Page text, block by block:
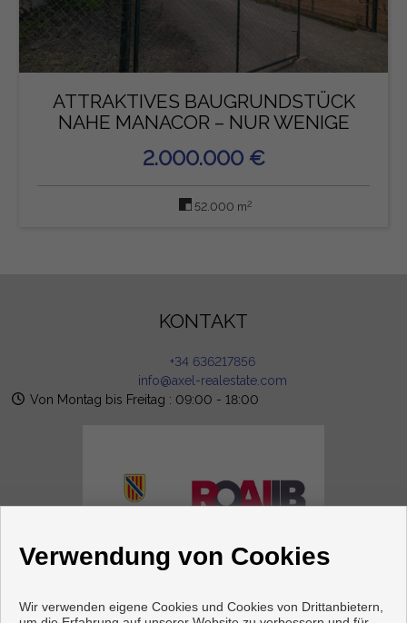
ATTRAKTIVES BAUGRUNDSTÜCK
NAHE MANACOR – NUR WENIGE
2.000.000 €
52.000 m2
KONTAKT
+34 636217856
info@axel-realestate.com
Von Montag bis Freitag : 09:00 - 18:00
FOLGE UNS
Verwendung von Cookies
Wir verwenden eigene Cookies und Cookies von Drittanbietern,